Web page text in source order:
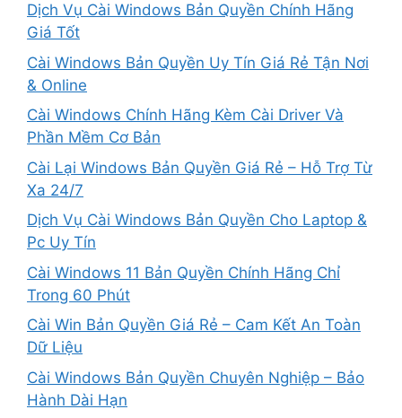
Dịch Vụ Cài Windows Bản Quyền Chính Hãng
Giá Tốt
Cài Windows Bản Quyền Uy Tín Giá Rẻ Tận Nơi
& Online
Cài Windows Chính Hãng Kèm Cài Driver Và
Phần Mềm Cơ Bản
Cài Lại Windows Bản Quyền Giá Rẻ – Hỗ Trợ Từ
Xa 24/7
Dịch Vụ Cài Windows Bản Quyền Cho Laptop &
Pc Uy Tín
Cài Windows 11 Bản Quyền Chính Hãng Chỉ
Trong 60 Phút
Cài Win Bản Quyền Giá Rẻ – Cam Kết An Toàn
Dữ Liệu
Cài Windows Bản Quyền Chuyên Nghiệp – Bảo
Hành Dài Hạn